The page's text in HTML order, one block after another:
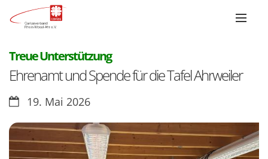
Treue Unterstützung:
Ehrenamt und Spende für die Tafel Ahrweiler
Datum:19. Mai 2026